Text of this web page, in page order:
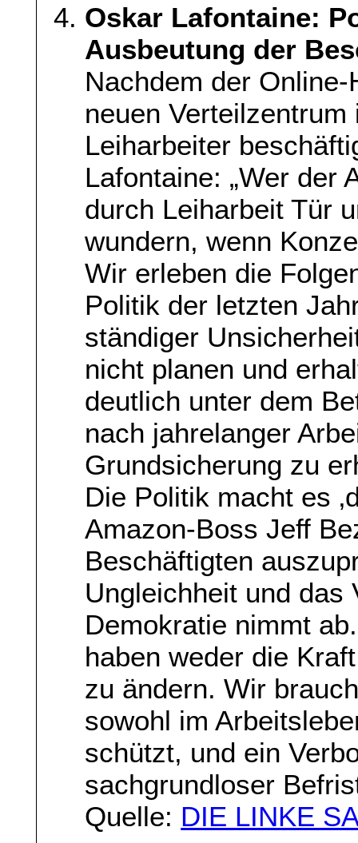
Oskar Lafontaine:
Ausbeutung der
Nachdem der
neuen
Leiharbeiter
Lafontaine: „Wer der
durch Leiharbeit Tür
wundern, wenn
Wir erleben die
Politik der letzten
ständiger
nicht planen und
deutlich unter dem
nach jahrelanger
Grundsicherung zu
Die Politik macht es
Amazon-Boss Jeff
Beschäftigten
Ungleichheit und das
Demokratie nimmt
haben weder die
zu ändern. Wir
sowohl im
schützt, und ein
sachgrundloser
Quelle: DIE LINKE